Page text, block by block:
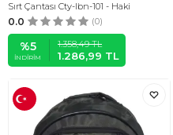
Sırt Çantası Cty-lbn-101 - Haki
0.0 (0)
%5
İNDIRIM
1.358,49TL
1.286,99 TL